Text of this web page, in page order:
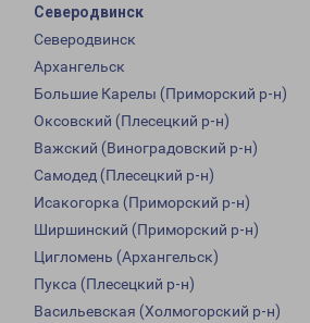
Северодвинск
Северодвинск
Архангельск
Большие Карелы (Приморский р-н)
Оксовский (Плесецкий р-н)
Важский (Виноградовский р-н)
Самодед (Плесецкий р-н)
Исакогорка (Приморский р-н)
Ширшинский (Приморский р-н)
Цигломень (Архангельск)
Пукса (Плесецкий р-н)
Васильевская (Холмогорский р-н)